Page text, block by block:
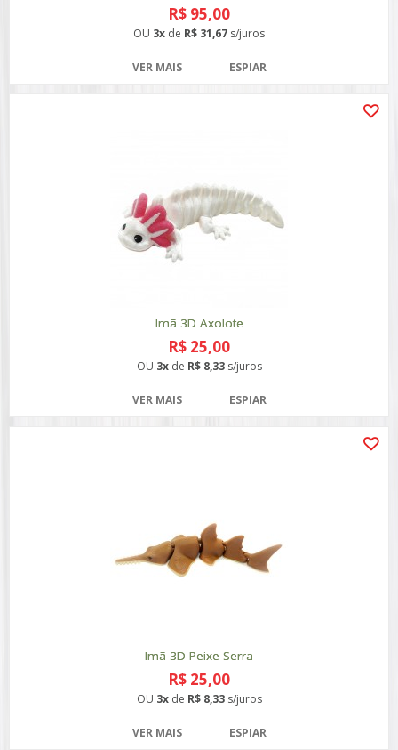
R$ 95,00
OU 3x de R$ 31,67 s/juros
VER MAIS ESPIAR
Imã 3D Axolote
R$ 25,00
OU 3xde R$ 8,33s/juros
VER MAIS ESPIAR
Imã 3D Peixe-Serra
R$ 25,00
OU 3xde R$ 8,33s/juros
VER MAIS ESPIAR